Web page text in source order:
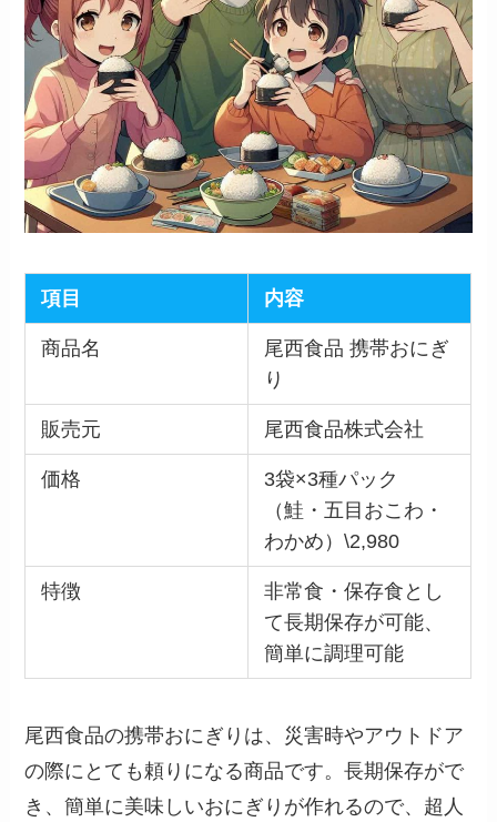
項目 内容
商品名
尾西食品 携帯おにぎ
り
販売元 尾西食品株式会社
価格
3袋×3種パック
（鮭・五目おこわ・
わかめ）\2,980
特徴
非常食・保存食とし
て長期保存が可能、
簡単に調理可能
尾西食品の携帯おにぎりは、災害時やアウトドア
の際にとても頼りになる商品です。長期保存がで
き、簡単に美味しいおにぎりが作れるので、超人